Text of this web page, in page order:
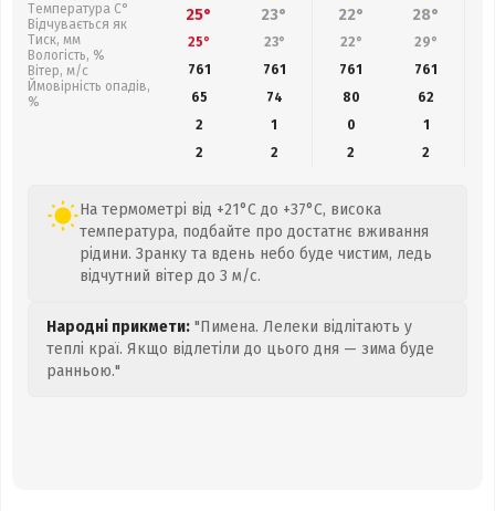
Температура С°
Відчувається як
Тиск, мм
Вологість, %
Вітер, м/с
Ймовірність опадів,
%
25° 23° 22° 28°
25° 23° 22° 29°
761
761 761 761
65
74 80 62
2
1 0
1
2
2 2 2
На термометрі від +21°C до +37°C, висока
температура, подбайте про достатнє вживання
рідини. Зранку та вдень небо буде чистим, ледь
відчутний вітер до 3 м/с.
Народні прикмети: "Пимена. Лелеки відлітають у
теплі краї. Якщо відлетіли до цього дня — зима буде
ранньою."